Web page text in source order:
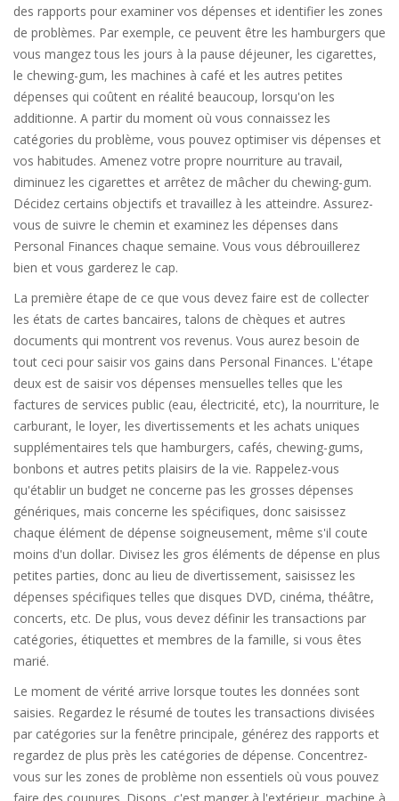
des rapports pour examiner vos dépenses et identifier les zones
de problèmes. Par exemple, ce peuvent être les hamburgers que
vous mangez tous les jours à la pause déjeuner, les cigarettes,
le chewing-gum, les machines à café et les autres petites
dépenses qui coûtent en réalité beaucoup, lorsqu'on les
additionne. A partir du moment où vous connaissez les
catégories du problème, vous pouvez optimiser vis dépenses et
vos habitudes. Amenez votre propre nourriture au travail,
diminuez les cigarettes et arrêtez de mâcher du chewing-gum.
Décidez certains objectifs et travaillez à les atteindre. Assurez-
vous de suivre le chemin et examinez les dépenses dans
Personal Finances chaque semaine. Vous vous débrouillerez
bien et vous garderez le cap.
La première étape de ce que vous devez faire est de collecter
les états de cartes bancaires, talons de chèques et autres
documents qui montrent vos revenus. Vous aurez besoin de
tout ceci pour saisir vos gains dans Personal Finances. L'étape
deux est de saisir vos dépenses mensuelles telles que les
factures de services public (eau, électricité, etc), la nourriture, le
carburant, le loyer, les divertissements et les achats uniques
supplémentaires tels que hamburgers, cafés, chewing-gums,
bonbons et autres petits plaisirs de la vie. Rappelez-vous
qu'établir un budget ne concerne pas les grosses dépenses
génériques, mais concerne les spécifiques, donc saisissez
chaque élément de dépense soigneusement, même s'il coute
moins d'un dollar. Divisez les gros éléments de dépense en plus
petites parties, donc au lieu de divertissement, saisissez les
dépenses spécifiques telles que disques DVD, cinéma, théâtre,
concerts, etc. De plus, vous devez définir les transactions par
catégories, étiquettes et membres de la famille, si vous êtes
marié.
Le moment de vérité arrive lorsque toutes les données sont
saisies. Regardez le résumé de toutes les transactions divisées
par catégories sur la fenêtre principale, générez des rapports et
regardez de plus près les catégories de dépense. Concentrez-
vous sur les zones de problème non essentiels où vous pouvez